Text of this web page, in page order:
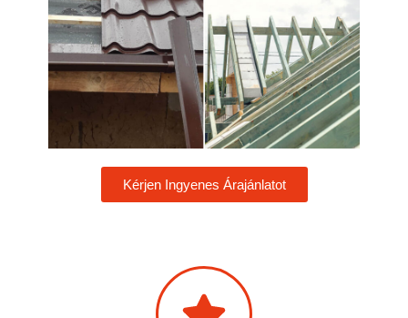
Kérjen Ingyenes Árajánlatot